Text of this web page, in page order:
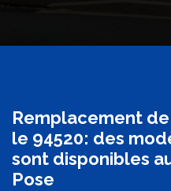
Remplacement
le 94520: des
sont disponibles
Pose